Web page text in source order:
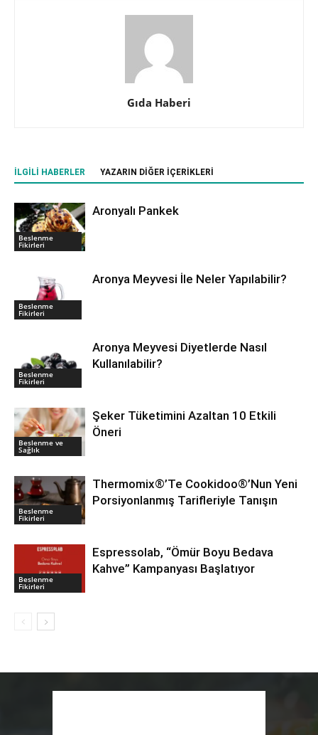
Gıda Haberi
İLGILI HABERLER YAZARIN DIĞER İÇERIKLERI
Beslenme
Fikirleri
Aronyalı Pankek
Beslenme
Fikirleri
Aronya Meyvesi İle Neler Yapılabilir?
Beslenme
Fikirleri
Aronya Meyvesi Diyetlerde Nasıl
Kullanılabilir?
Beslenme ve
Sağlık
Şeker Tüketimini Azaltan 10 Etkili
Öneri
Beslenme
Fikirleri
Thermomix®’Te Cookidoo®’Nun Yeni
Porsiyonlanmış Tarifleriyle Tanışın
Beslenme
Fikirleri
Espressolab, “Ömür Boyu Bedava
Kahve” Kampanyası Başlatıyor